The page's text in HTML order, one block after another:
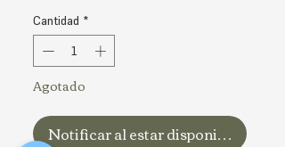
Cantidad *
Agotado
Notificar al estar disponible